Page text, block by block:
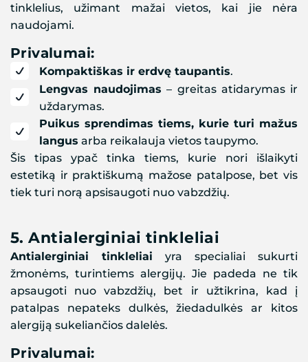
tinklelius, užimant mažai vietos, kai jie nėra
naudojami.
Privalumai:
Kompaktiškas ir erdvę taupantis.
Lengvas naudojimas – greitas atidarymas ir
uždarymas.
Puikus sprendimas tiems, kurie turi mažus
langus arba reikalauja vietos taupymo.
Šis tipas ypač tinka tiems, kurie nori išlaikyti
estetiką ir praktiškumą mažose patalpose, bet vis
tiek turi norą apsisaugoti nuo vabzdžių.
5.Antialerginiai tinkleliai
Antialerginiai tinkleliai yra specialiai sukurti
žmonėms, turintiems alergijų. Jie padeda ne tik
apsaugoti nuo vabzdžių, bet ir užtikrina, kad į
patalpas nepateks dulkės, žiedadulkės ar kitos
alergiją sukeliančios dalelės.
Privalumai: